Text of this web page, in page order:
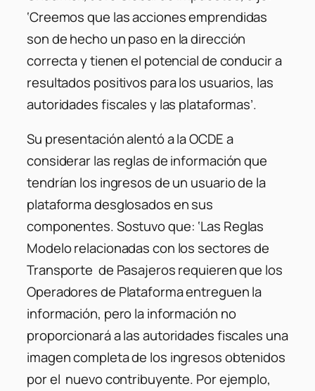
‘Creemos que las acciones emprendidas
son de hecho un paso en la dirección
correcta y tienen el potencial de conducir a
resultados positivos para los usuarios, las
autoridades fiscales y las plataformas’.
Su presentación alentó a la OCDE a
considerar las reglas de información que
tendrían los ingresos de un usuario de la
plataforma desglosados ​​en sus
componentes. Sostuvo que: ‘Las Reglas
Modelo relacionadas con los sectores de
Transporte de Pasajeros requieren que los
Operadores de Plataforma entreguen la
información, pero la información no
proporcionará a las autoridades fiscales una
imagen completa de los ingresos obtenidos
por el nuevo contribuyente. Por ejemplo,